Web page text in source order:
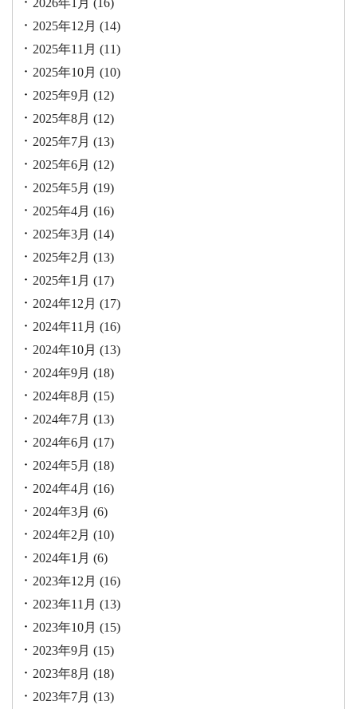
2026年1月 (16)
2025年12月 (14)
2025年11月 (11)
2025年10月 (10)
2025年9月 (12)
2025年8月 (12)
2025年7月 (13)
2025年6月 (12)
2025年5月 (19)
2025年4月 (16)
2025年3月 (14)
2025年2月 (13)
2025年1月 (17)
2024年12月 (17)
2024年11月 (16)
2024年10月 (13)
2024年9月 (18)
2024年8月 (15)
2024年7月 (13)
2024年6月 (17)
2024年5月 (18)
2024年4月 (16)
2024年3月 (6)
2024年2月 (10)
2024年1月 (6)
2023年12月 (16)
2023年11月 (13)
2023年10月 (15)
2023年9月 (15)
2023年8月 (18)
2023年7月 (13)